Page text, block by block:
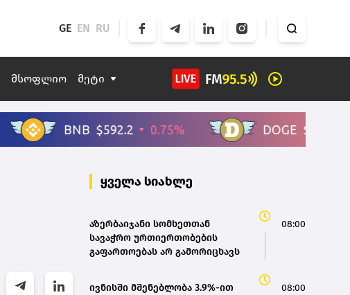
GE EN RU
მსოფლიო მეტი
ყველა სიახლე
აზერბაიჯანი სომხეთთან
სავაჭრო ურთიერთობების
გაფართოებას არ გამორიცხავს
08:00
ივნისში მშენებლობა 3.9%-ით
08:00